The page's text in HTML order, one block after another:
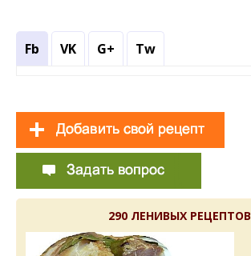
Fb VK G+ Tw
290 ЛЕНИВЫХ РЕЦЕПТОВ